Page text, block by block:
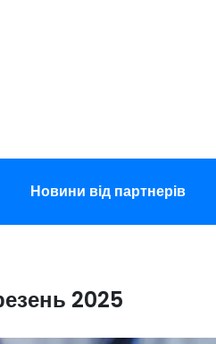
Новини від партнерів
2025